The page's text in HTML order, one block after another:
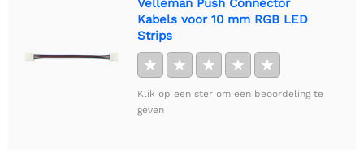
Velleman Push Connector
Kabels voor 10 mm RGB LED
Strips
★ ★ ★ ★ ★
Klik op een ster om een beoordeling te
geven